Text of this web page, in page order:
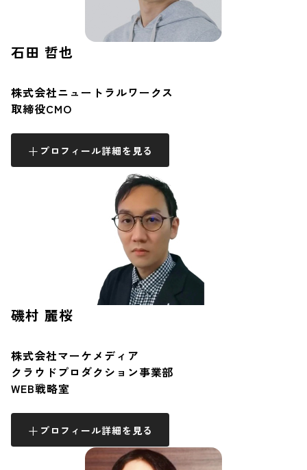
石田 哲也
株式会社ニュートラルワークス
取締役CMO
プロフィール詳細を見る
磯村 麗桜
株式会社マーケメディア
クラウドプロダクション事業部
WEB戦略室
プロフィール詳細を見る